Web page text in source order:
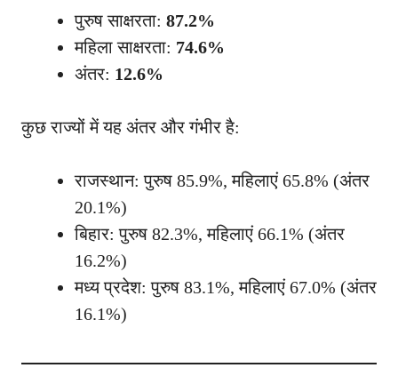
पुरुष साक्षरता: 87.2%
महिला साक्षरता: 74.6%
अंतर: 12.6%
कुछ राज्यों में यह अंतर और गंभीर है:
राजस्थान: पुरुष 85.9%, महिलाएं 65.8% (अंतर
20.1%)
बिहार: पुरुष 82.3%, महिलाएं 66.1% (अंतर
16.2%)
मध्य प्रदेश: पुरुष 83.1%, महिलाएं 67.0% (अंतर
16.1%)